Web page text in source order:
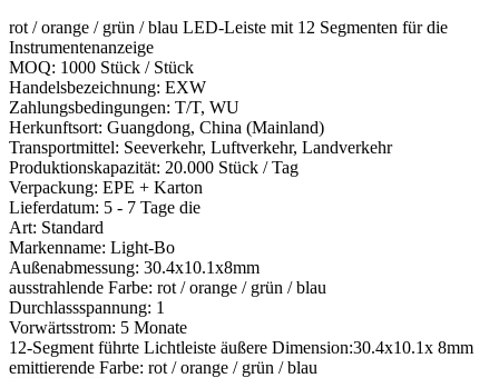
rot / orange / grün / blau LED-Leiste mit 12 Segmenten für die
Instrumentenanzeige
MOQ: 1000 Stück / Stück
Handelsbezeichnung: EXW
Zahlungsbedingungen: T/T, WU
Herkunftsort: Guangdong, China (Mainland)
Transportmittel: Seeverkehr, Luftverkehr, Landverkehr
Produktionskapazität: 20.000 Stück / Tag
Verpackung: EPE + Karton
Lieferdatum: 5 - 7 Tage die
Art: Standard
Markenname: Light-Bo
Außenabmessung: 30.4x10.1x8mm
ausstrahlende Farbe: rot / orange / grün / blau
Durchlassspannung: 1
Vorwärtsstrom: 5 Monate
12-Segment führte Lichtleiste äußere Dimension:30.4x10.1x 8mm
emittierende Farbe: rot / orange / grün / blau